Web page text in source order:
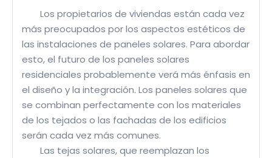
Los propietarios de viviendas están cada vez
más preocupados por los aspectos estéticos de
las instalaciones de paneles solares. Para abordar
esto, el futuro de los paneles solares
residenciales probablemente verá más énfasis en
el diseño y la integración. Los paneles solares que
se combinan perfectamente con los materiales
de los tejados o las fachadas de los edificios
serán cada vez más comunes.
Las tejas solares, que reemplazan los